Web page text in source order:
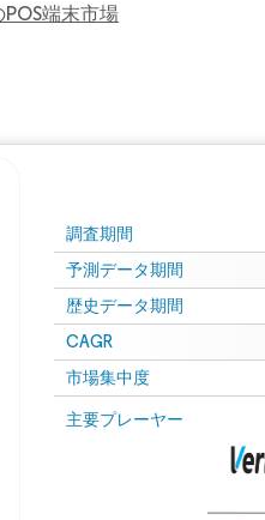
端末市場
調査期間
予測データ期間
歴史データ期間
CAGR
市場集中度
主要プレーヤー